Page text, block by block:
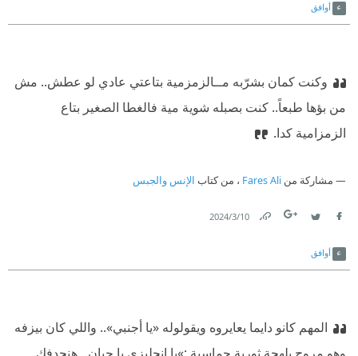
أوافق
وكنت كمان بشرّبه مــالزمزمية بتاعتي عادي لو عطش.. مش
من بؤها طبعاً.. كنت بصبله شوية مية فالغطا الصغير بتاع
الزمزامية كدا.
مشاركة من Fares Ali ، من كتاب الإنس والجبس
10‏/3‏/2024
أوافق
المهم كانو دايما يعايروه ويقولوله «يا أجنبي».. واللي كان بيزفه